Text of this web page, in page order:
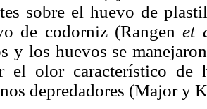
sobre el huevo de
de codorniz (Rangenet
y los huevos se
el olor característico de
depredadores (Major y